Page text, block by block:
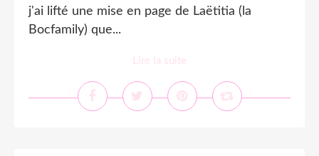
j'ai lifté une mise en page de Laëtitia (la
Bocfamily) que...
Lire la suite